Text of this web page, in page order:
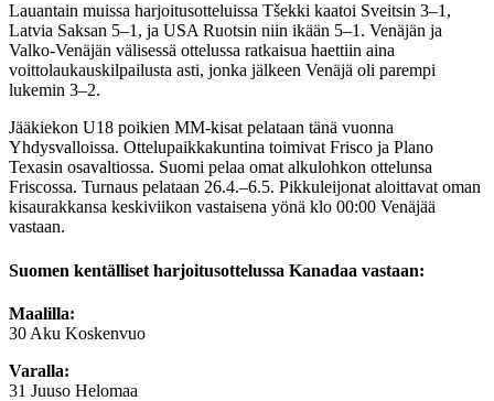
Lauantain muissa harjoitusotteluissa Tšekki kaatoi Sveitsin 3–1,
Latvia Saksan 5–1, ja USA Ruotsin niin ikään 5–1. Venäjän ja
Valko-Venäjän välisessä ottelussa ratkaisua haettiin aina
voittolaukauskilpailusta asti, jonka jälkeen Venäjä oli parempi
lukemin 3–2.
Jääkiekon U18 poikien MM-kisat pelataan tänä vuonna
Yhdysvalloissa. Ottelupaikkakuntina toimivat Frisco ja Plano
Texasin osavaltiossa. Suomi pelaa omat alkulohkon ottelunsa
Friscossa. Turnaus pelataan 26.4.–6.5. Pikkuleijonat aloittavat oman
kisaurakkansa keskiviikon vastaisena yönä klo 00:00 Venäjää
vastaan.
Suomen kentälliset harjoitusottelussa Kanadaa vastaan:
Maalilla:
30 Aku Koskenvuo
Varalla:
31 Juuso Helomaa